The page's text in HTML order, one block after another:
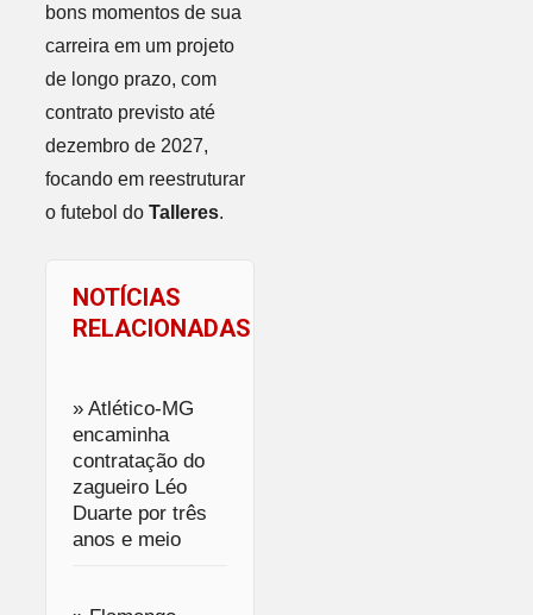
bons momentos de sua
carreira em um projeto
de longo prazo, com
contrato previsto até
dezembro de 2027,
focando em reestruturar
o futebol do Talleres.
NOTÍCIAS
RELACIONADAS
» Atlético-MG
encaminha
contratação do
zagueiro Léo
Duarte por três
anos e meio